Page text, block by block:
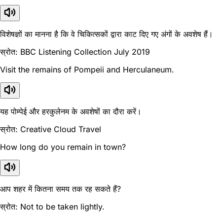
विशेषज्ञों का मानना है कि वे चिकित्सकों द्वारा काट दिए गए अंगों के अवशेष हैं।
स्रोत: BBC Listening Collection July 2019
Visit the remains of Pompeii and Herculaneum.
यह पोम्पेई और हरकुलेनम के अवशेषों का दौरा करें।
स्रोत: Creative Cloud Travel
How long do you remain in town?
आप शहर में कितना समय तक रह सकते हैं?
स्रोत: Not to be taken lightly.